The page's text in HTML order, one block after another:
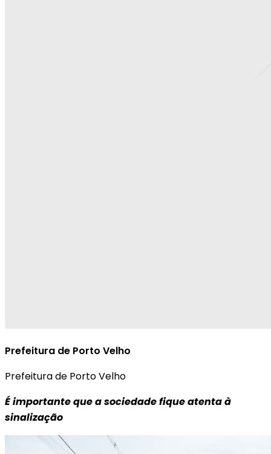
Prefeitura de Porto Velho
Prefeitura de Porto Velho
É importante que a sociedade fique atenta à
sinalização